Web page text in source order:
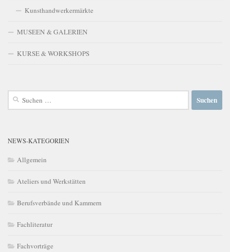
Kunsthandwerkermärkte
MUSEEN & GALERIEN
KURSE & WORKSHOPS
Suchen
NEWS-KATEGORIEN
Allgemein
Ateliers und Werkstätten
Berufsverbände und Kammern
Fachliteratur
Fachvorträge